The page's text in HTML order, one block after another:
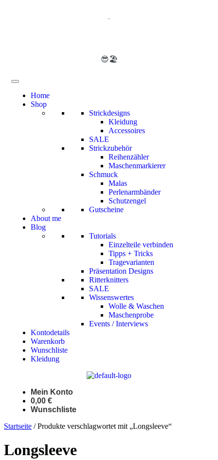
..
😎🏖️
Home
Shop
Strickdesigns
Kleidung
Accessoires
SALE
Strickzubehör
Reihenzähler
Maschenmarkierer
Schmuck
Malas
Perlenarmbänder
Schutzengel
Gutscheine
About me
Blog
Tutorials
Einzelteile verbinden
Tipps + Tricks
Tragevarianten
Präsentation Designs
Ritterknitters
SALE
Wissenswertes
Wolle & Waschen
Maschenprobe
Events / Interviews
Kontodetails
Warenkorb
Wunschliste
Kleidung
Mein Konto
0,00 €
Wunschliste
Startseite / Produkte verschlagwortet mit „Longsleeve“
Longsleeve